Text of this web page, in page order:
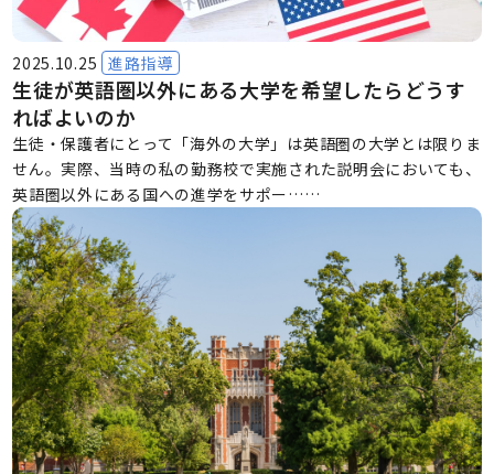
2025.10.25 進路指導
生徒が英語圏以外にある大学を希望したらどうす
ればよいのか
生徒・保護者にとって「海外の大学」は英語圏の大学とは限りま
せん。実際、当時の私の勤務校で実施された説明会においても、
英語圏以外にある国への進学をサポー……